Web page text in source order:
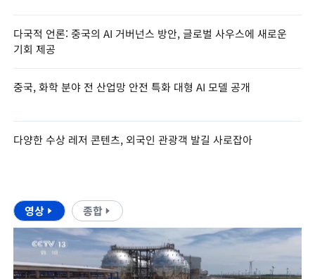
다국적 언론: 중국의 AI 거버넌스 방안, 글로벌 사우스에 새로운
기회 제공
중국, 화학 분야 전 산업망 안전 특화 대형 AI 모델 공개
다양한 수상 레저 콘텐츠, 외국인 관광객 발길 사로잡아
영상 종합